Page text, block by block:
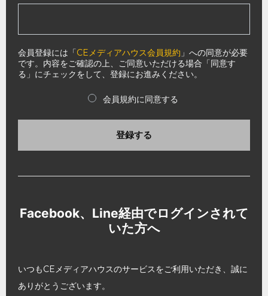
会員登録には「CEメディアハウス会員規約 」への同意が必要
です。内容をご確認の上、ご同意いただける場合「同意す
る」にチェックをして、登録にお進みください。
会員規約に同意する
登録する
Facebook、Line経由でログインされて
いた方へ
いつもCEメディアハウスのサービスをご利用いただき、誠に
ありがとうございます。